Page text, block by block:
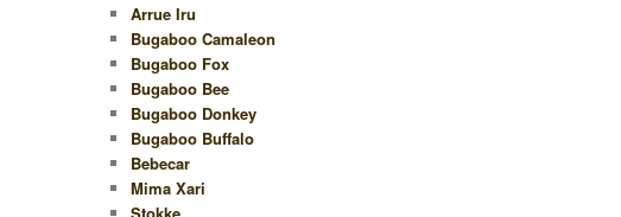
Arrue Iru
Bugaboo Camaleon
Bugaboo Fox
Bugaboo Bee
Bugaboo Donkey
Bugaboo Buffalo
Bebecar
Mima Xari